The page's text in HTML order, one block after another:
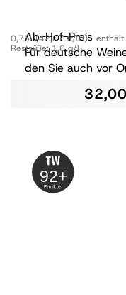
Ab-Hof-Preis
Für deutsche
den Sie auch vor
0,75l (42,67 €/1l) enthält
Restsüße:1,6 g/l
92+